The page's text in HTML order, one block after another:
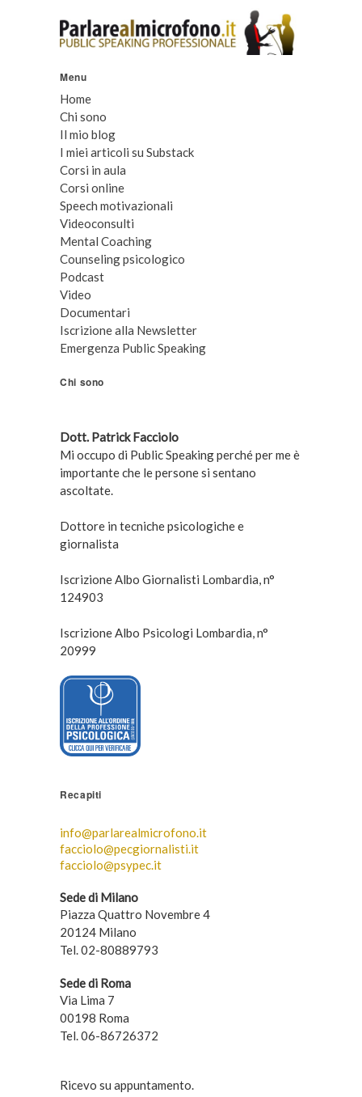
Menu
Home
Chi sono
Il mio blog
I miei articoli su Substack
Corsi in aula
Corsi online
Speech motivazionali
Videoconsulti
Mental Coaching
Counseling psicologico
Podcast
Video
Documentari
Iscrizione alla Newsletter
Emergenza Public Speaking
Chi sono
Dott. Patrick Facciolo
Mi occupo di Public Speaking perché per me è
importante che le persone si sentano
ascoltate.
Dottore in tecniche psicologiche e
giornalista
Iscrizione Albo Giornalisti Lombardia, n°
124903
Iscrizione Albo Psicologi Lombardia, n°
20999
Recapiti
info@parlarealmicrofono.it
facciolo@pecgiornalisti.it
facciolo@psypec.it
Sede di Milano
Piazza Quattro Novembre 4
20124 Milano
Tel. 02-80889793
Sede di Roma
Via Lima 7
00198 Roma
Tel. 06-86726372
Ricevo su appuntamento.